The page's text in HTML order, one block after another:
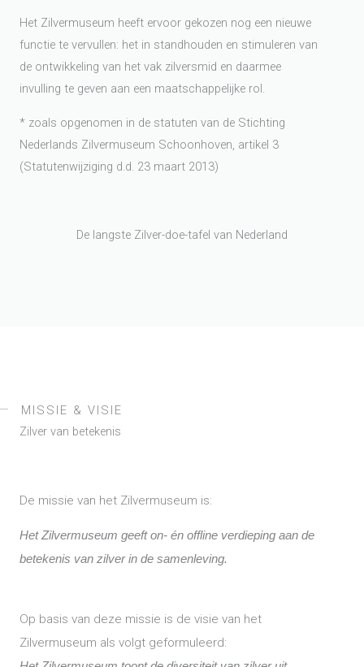
Het Zilvermuseum heeft ervoor gekozen nog een nieuwe
functie te vervullen: het in standhouden en stimuleren van
de ontwikkeling van het vak zilversmid en daarmee
invulling te geven aan een maatschappelijke rol.
* zoals opgenomen in de statuten van de Stichting
Nederlands Zilvermuseum Schoonhoven, artikel 3
(Statutenwijziging d.d. 23 maart 2013)
De langste Zilver-doe-tafel van Nederland
MISSIE & VISIE
Zilver van betekenis
De missie van het Zilvermuseum is:
Het Zilvermuseum geeft on- én offline verdieping aan de
betekenis van zilver in de samenleving.
Op basis van deze missie is de visie van het
Zilvermuseum als volgt geformuleerd: